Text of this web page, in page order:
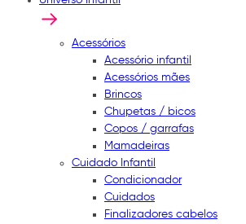
Acessórios
Acessório infantil
Acessórios mães
Brincos
Chupetas / bicos
Copos / garrafas
Mamadeiras
Cuidado Infantil
Condicionador
Cuidados
Finalizadores cabelos